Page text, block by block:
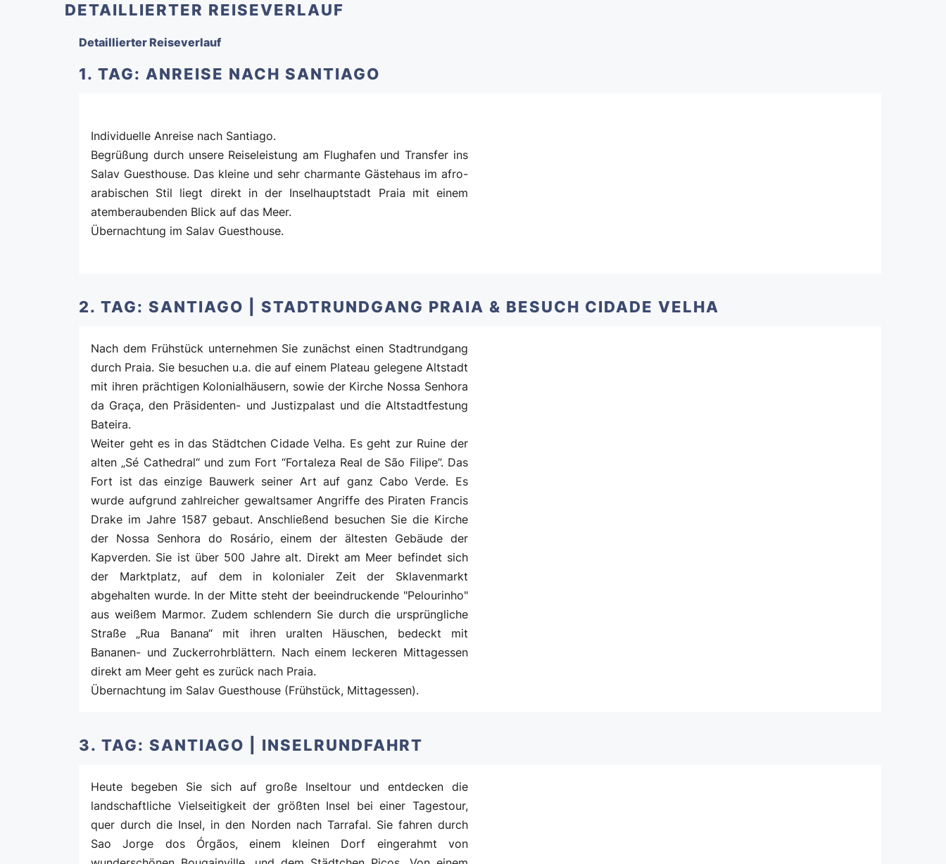
DETAILLIERTER REISEVERLAUF
Detaillierter Reiseverlauf
1. TAG: ANREISE NACH SANTIAGO
Individuelle Anreise nach Santiago.
Begrüßung durch unsere Reiseleistung am Flughafen und Transfer ins
Salav Guesthouse. Das kleine und sehr charmante Gästehaus im afro-
arabischen Stil liegt direkt in der Inselhauptstadt Praia mit einem
atemberaubenden Blick auf das Meer.
Übernachtung im Salav Guesthouse.
2. TAG: SANTIAGO | STADTRUNDGANG PRAIA & BESUCH CIDADE VELHA
Nach dem Frühstück unternehmen Sie zunächst einen Stadtrundgang
durch Praia. Sie besuchen u.a. die auf einem Plateau gelegene Altstadt
mit ihren prächtigen Kolonialhäusern, sowie der Kirche Nossa Senhora
da Graça, den Präsidenten- und Justizpalast und die Altstadtfestung
Bateira.
Weiter geht es in das Städtchen Cidade Velha. Es geht zur Ruine der
alten „Sé Cathedral“ und zum Fort “Fortaleza Real de São Filipe”. Das
Fort ist das einzige Bauwerk seiner Art auf ganz Cabo Verde. Es
wurde aufgrund zahlreicher gewaltsamer Angriffe des Piraten Francis
Drake im Jahre 1587 gebaut. Anschließend besuchen Sie die Kirche
der Nossa Senhora do Rosário, einem der ältesten Gebäude der
Kapverden. Sie ist über 500 Jahre alt. Direkt am Meer befindet sich
der Marktplatz, auf dem in kolonialer Zeit der Sklavenmarkt
abgehalten wurde. In der Mitte steht der beeindruckende "Pelourinho"
aus weißem Marmor. Zudem schlendern Sie durch die ursprüngliche
Straße „Rua Banana“ mit ihren uralten Häuschen, bedeckt mit
Bananen- und Zuckerrohrblättern. Nach einem leckeren Mittagessen
direkt am Meer geht es zurück nach Praia.
Übernachtung im Salav Guesthouse (Frühstück, Mittagessen).
3. TAG: SANTIAGO | INSELRUNDFAHRT
Heute begeben Sie sich auf große Inseltour und entdecken die
landschaftliche Vielseitigkeit der größten Insel bei einer Tagestour,
quer durch die Insel, in den Norden nach Tarrafal. Sie fahren durch
Sao Jorge dos Órgãos, einem kleinen Dorf eingerahmt von